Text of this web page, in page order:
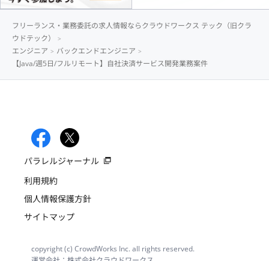
フリーランス・業務委託の求人情報ならクラウドワークス テック（旧クラ
ウドテック）
エンジニア
バックエンドエンジニア
【Java/週5日/フルリモート】自社決済サービス開発業務案件
パラレルジャーナル
利用規約
個人情報保護方針
サイトマップ
copyright (c) CrowdWorks Inc. all rights reserved.